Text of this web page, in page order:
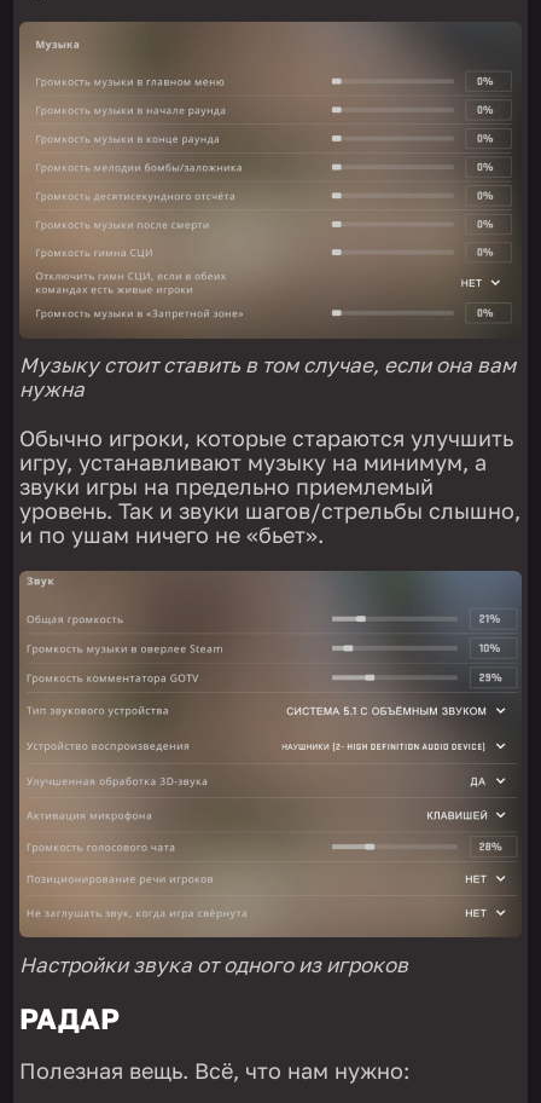
Музыку стоит ставить в том случае, если она вам
нужна
Обычно игроки, которые стараются улучшить
игру, устанавливают музыку на минимум, а
звуки игры на предельно приемлемый
уровень. Так и звуки шагов/стрельбы слышно,
и по ушам ничего не «бьет».
Настройки звука от одного из игроков
РАДАР
Полезная вещь. Всё, что нам нужно: